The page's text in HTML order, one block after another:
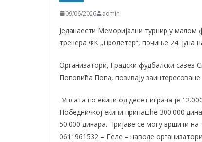
09/06/2026 admin
Једанаести Меморијални турнир у
тренера ФК „Пролетер“, почиње 24. јуна
Организатори, Градски фудбалски савез
Поповића Попа, позивају
-Уплата по екипи од десет играча је
Победничкој екипи припашће 300.000
50.000 динара. Пријаве се могу вршити
0611961532 – Пеле – наводе